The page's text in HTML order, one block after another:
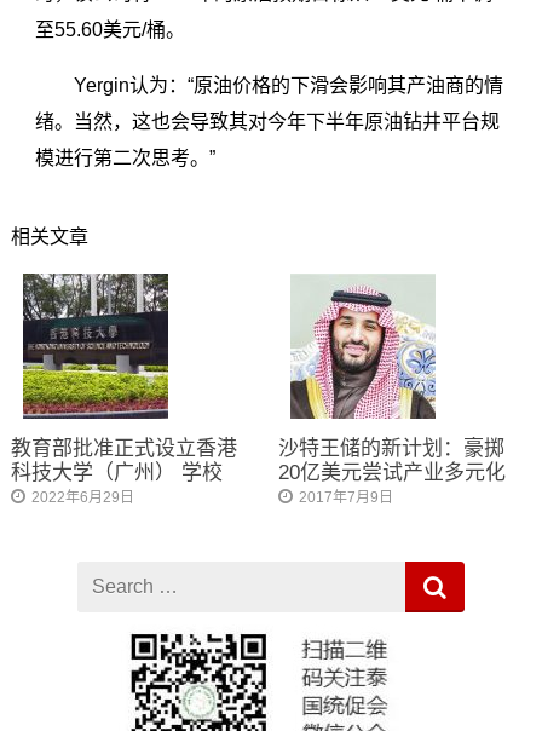
至55.60美元/桶。
Yergin认为：“原油价格的下滑会影响其产油商的情
绪。当然，这也会导致其对今年下半年原油钻井平台规
模进行第二次思考。”
相关文章
教育部批准正式设立香港
科技大学（广州） 学校
2022年6月29日
沙特王储的新计划：豪掷
20亿美元尝试产业多元化
2017年7月9日
for